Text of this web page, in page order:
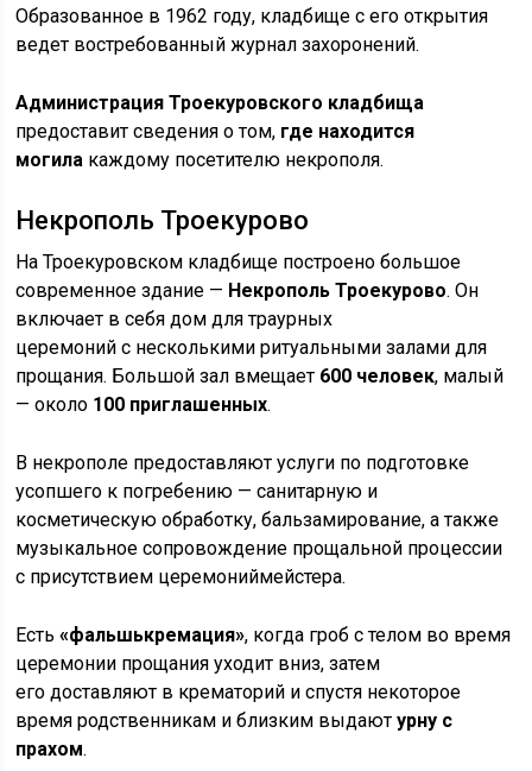
Образованное в 1962 году, кладбище с его открытия
ведет востребованный журнал захоронений.
Администрация Троекуровского кладбища
предоставит сведения о том, где находится
могила каждому посетителю некрополя.
Некрополь Троекурово
На Троекуровском кладбище построено большое
современное здание — Некрополь Троекурово. Он
включает в себя дом для траурных
церемоний с несколькими ритуальными залами для
прощания. Большой зал вмещает 600 человек, малый
— около 100 приглашенных.
В некрополе предоставляют услуги по подготовке
усопшего к погребению — санитарную и
косметическую обработку, бальзамирование, а также
музыкальное сопровождение прощальной процессии
с присутствием церемониймейстера.
Есть«фальшькремация», когда гроб с телом во время
церемонии прощания уходит вниз, затем
его доставляют в крематорий и спустя некоторое
время родственникам и близким выдаютурну с
прахом.